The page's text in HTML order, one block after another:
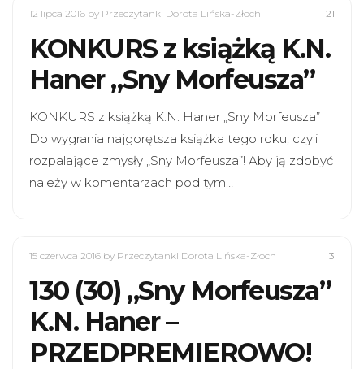
12 lipca 2016 by Przeczytanki Dorota Lińska-Złoch 21
KONKURS z książką K.N.
Haner „Sny Morfeusza”
KONKURS z książką K.N. Haner „Sny Morfeusza”
Do wygrania najgorętsza książka tego roku, czyli
rozpalające zmysły „Sny Morfeusza”! Aby ją zdobyć
należy w komentarzach pod tym…
15 czerwca 2016 by Przeczytanki Dorota Lińska-Złoch 3
130 (30) „Sny Morfeusza”
K.N. Haner –
PRZEDPREMIEROWO!